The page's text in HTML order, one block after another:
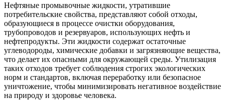
Нефтяные промывочные жидкости, утратившие
потребительские свойства, представляют собой отходы,
образующиеся в процессе очистки оборудования,
трубопроводов и резервуаров, использующих нефть и
нефтепродукты. Эти жидкости содержат остаточные
углеводороды, химические добавки и загрязняющие вещества,
что делает их опасными для окружающей среды. Утилизация
таких отходов требует соблюдения строгих экологических
норм и стандартов, включая переработку или безопасное
уничтожение, чтобы минимизировать негативное воздействие
на природу и здоровье человека.